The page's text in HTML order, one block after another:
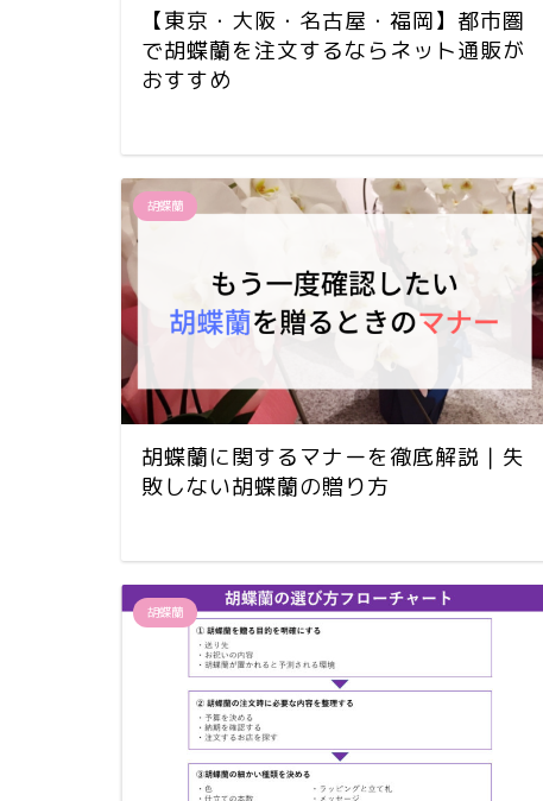
【東京・大阪・名古屋・福岡】都市圏
で胡蝶蘭を注文するならネット通販が
おすすめ
胡蝶蘭
胡蝶蘭に関するマナーを徹底解説｜失
敗しない胡蝶蘭の贈り方
胡蝶蘭